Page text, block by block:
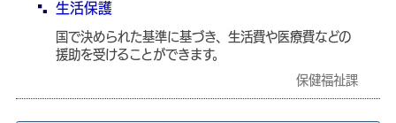
生活保護
国で決められた基準に基づき、生活費や医療費などの
援助を受けることができます。
保健福祉課